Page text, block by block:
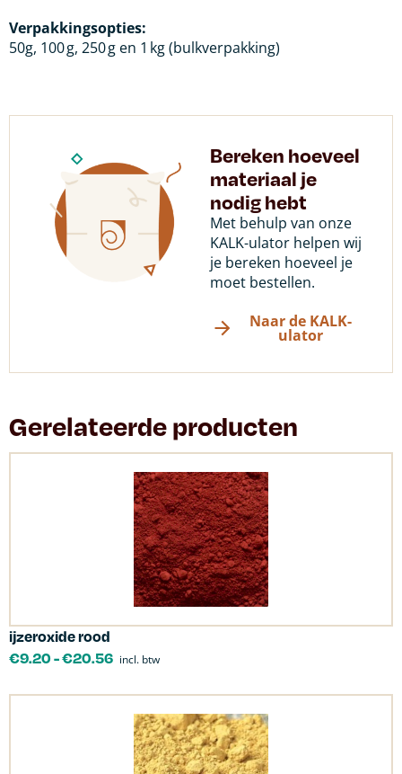
Verpakkingsopties:
50g, 100 g, 250 g en 1 kg (bulkverpakking)
Bereken hoeveel
materiaal je
nodig hebt
Met behulp van onze
KALK-ulator helpen wij
je bereken hoeveel je
moet bestellen.
Naar de KALK-
ulator
Gerelateerde producten
ijzeroxide rood
€9.20-€20.56 incl. btw